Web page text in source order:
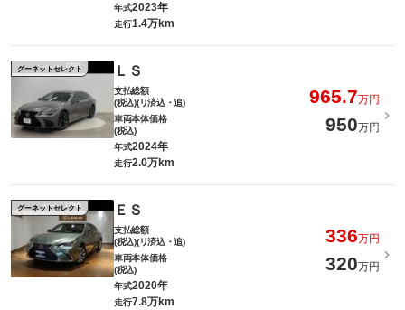
年式2023年
走行1.4万km
グーネットセレクト ＬＳ
支払総額
(税込)(リ済込・追)
965.7万円
車両本体価格
(税込)
950万円
年式2024年
走行2.0万km
グーネットセレクト ＥＳ
支払総額
(税込)(リ済込・追)
336万円
車両本体価格
(税込)
320万円
年式2020年
走行7.8万km